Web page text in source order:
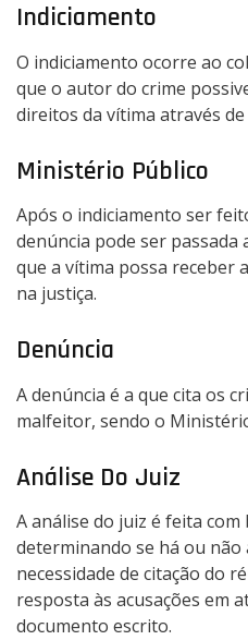
Indiciamento
O indiciamento ocorre ao
que o autor do crime
direitos da vítima através de
Ministério Público
Após o indiciamento ser
denúncia pode ser
que a vítima possa receber
na justiça.
Denúncia
A denúncia é a que cita os
malfeitor, sendo o
Análise Do Juiz
A análise do juiz é feita
determinando se há ou não
necessidade de citação do
resposta às acusações em
documento escrito.